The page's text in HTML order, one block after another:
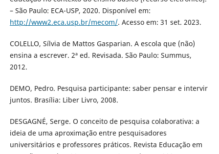
– São Paulo: ECA-USP, 2020. Disponível em:
http://www2.eca.usp.br/mecom/. Acesso em: 31 set. 2023.
COLELLO, Sílvia de Mattos Gasparian. A escola que (não)
ensina a escrever. 2ª ed. Revisada. São Paulo: Summus,
2012.
DEMO, Pedro. Pesquisa participante: saber pensar e intervir
juntos. Brasília: Liber Livro, 2008.
DESGAGNÉ, Serge. O conceito de pesquisa colaborativa: a
ideia de uma aproximação entre pesquisadores
universitários e professores práticos. Revista Educação em